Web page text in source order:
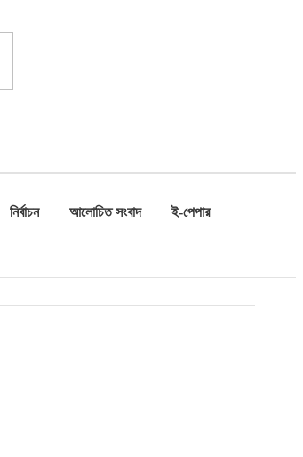
নির্বাচন আলোচিত সংবাদ
ই-পেপার